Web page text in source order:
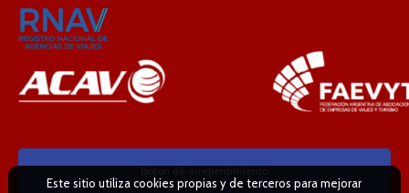
Boton de arrepentimiento
Este sitio utiliza cookies propias y de terceros para mejorar